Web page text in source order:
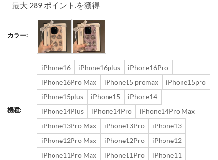
最大 289 ポイント.を獲得
カラー:
機種:
iPhone16 iPhone16plus
iPhone16Pro
iPhone16Pro Max
iPhone15 promax
iPhone15pro
iPhone15plus
iPhone15
iPhone14
iPhone14Plus
iPhone14Pro
iPhone14Pro Max
iPhone13Pro Max
iPhone13Pro
iPhone13
iPhone12Pro Max
iPhone12Pro
iPhone12
iPhone11Pro Max
iPhone11Pro iPhone11